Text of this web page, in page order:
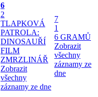
6
2
TLAPKOVÁ
PATROLA:
DINOSAUŘÍ
FILM
ZMRZLINÁŘ
Zobrazit
všechny
záznamy ze dne
7
1
6 GRAMŮ
Zobrazit
všechny
záznamy ze
dne